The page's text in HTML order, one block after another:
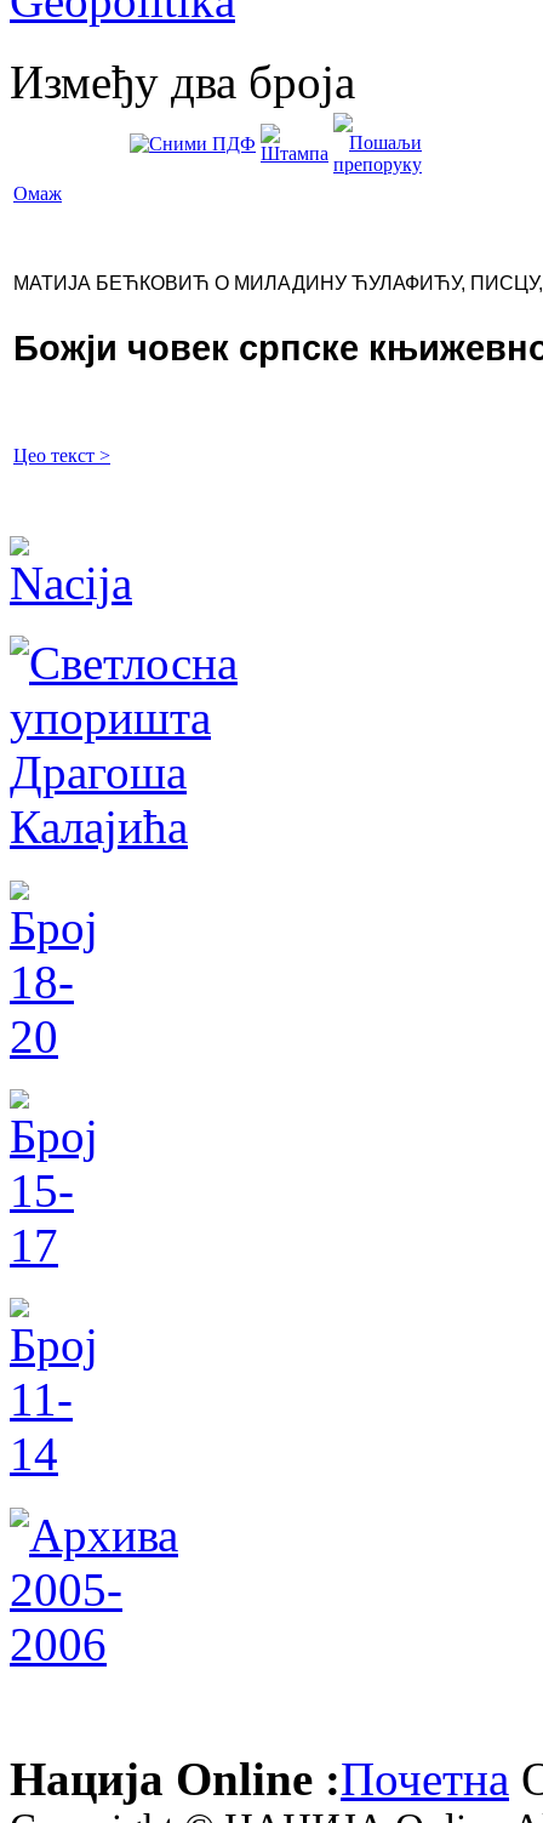
Између два броја
Омаж
МАТИЈА БЕЋКОВИЋ О МИЛАДИНУ ЋУЛАФИЋУ,
Божји човек српске
Цео текст >
Нација Online :Почетна